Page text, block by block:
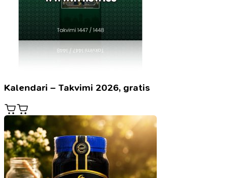
Kalendari – Takvimi 2026, gratis